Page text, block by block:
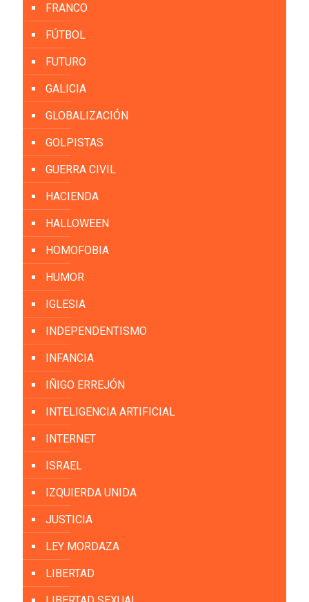
FRANCO
FÚTBOL
FUTURO
GALICIA
GLOBALIZACIÓN
GOLPISTAS
GUERRA CIVIL
HACIENDA
HALLOWEEN
HOMOFOBIA
HUMOR
IGLESIA
INDEPENDENTISMO
INFANCIA
IÑIGO ERREJÓN
INTELIGENCIA ARTIFICIAL
INTERNET
ISRAEL
IZQUIERDA UNIDA
JUSTICIA
LEY MORDAZA
LIBERTAD